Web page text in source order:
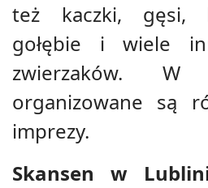
też kaczki, gęsi,
gołębie i wiele
zwierzaków.
organizowane są
imprezy.
Skansen w